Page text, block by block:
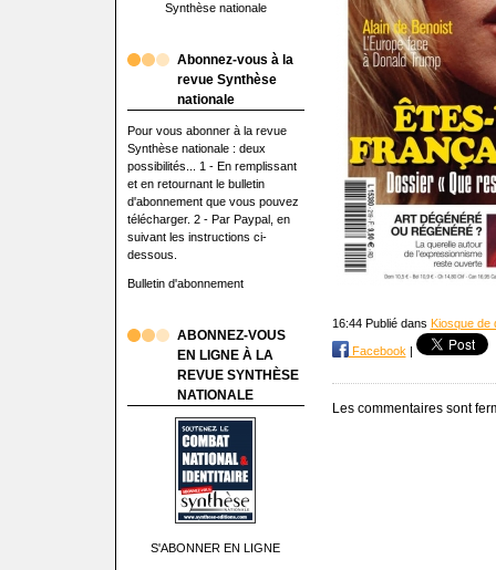
Synthèse nationale
Abonnez-vous à la
revue Synthèse
nationale
Pour vous abonner à la revue
Synthèse nationale : deux
possibilités... 1 - En remplissant
et en retournant le bulletin
d'abonnement que vous pouvez
télécharger. 2 - Par Paypal, en
suivant les instructions ci-
dessous.
Bulletin d'abonnement
ABONNEZ-VOUS
EN LIGNE À LA
REVUE SYNTHÈSE
NATIONALE
S'ABONNER EN LIGNE
16:44 Publié dans Kiosque de
Facebook|
Les commentaires sont